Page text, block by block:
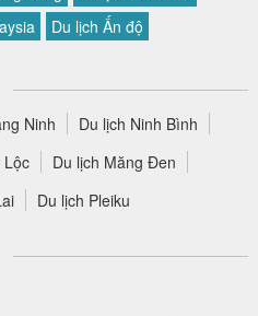
Du lịch Ấn độ
Ninh
Du lịch Ninh Bình
Lộc
Du lịch Măng Đen
Du lịch Pleiku